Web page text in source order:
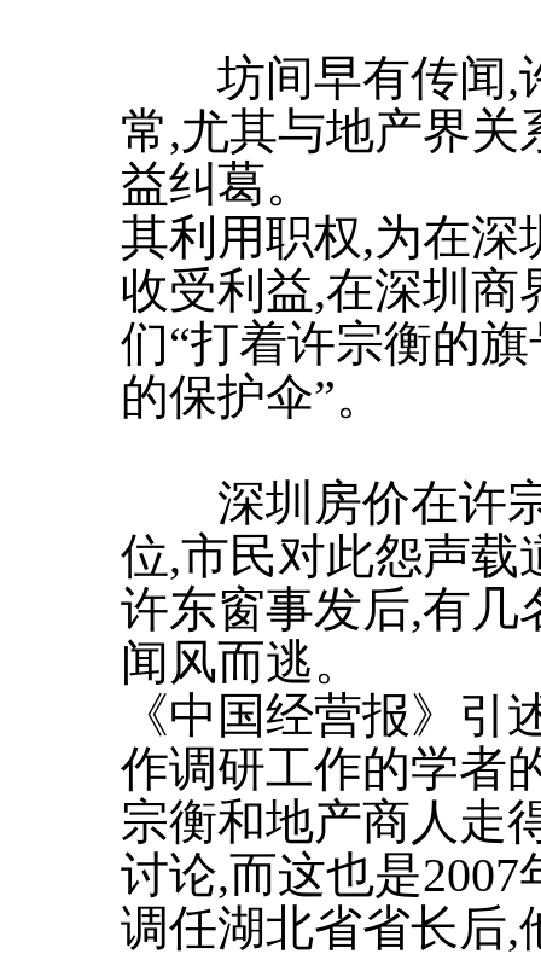
坊间早有传闻,
常,尤其与地产界关
益纠葛。
其利用职权,为在深
收受利益,在深圳商
们“打着许宗衡的
的保护伞”。
深圳房价在许宗
位,市民对此怨声载
许东窗事发后,有几
闻风而逃。
《中国经营报》
作调研工作的学者
宗衡和地产商人走
讨论,而这也是
调任湖北省省长后,